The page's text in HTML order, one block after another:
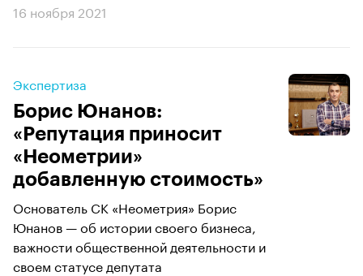
16 ноября 2021
Экспертиза
Борис Юнанов:
«Репутация приносит
«Неометрии»
добавленную стоимость»
Основатель СК «Неометрия» Борис
Юнанов — об истории своего бизнеса,
важности общественной деятельности и
своем статусе депутата